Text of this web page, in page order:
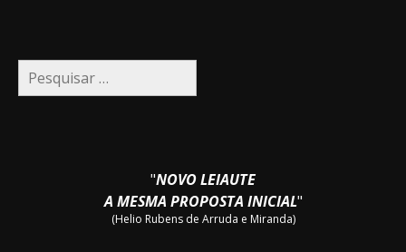
Pesquisar
por:
"NOVO LEIAUTE
A MESMA PROPOSTA INICIAL"
(Helio Rubens de Arruda e Miranda)